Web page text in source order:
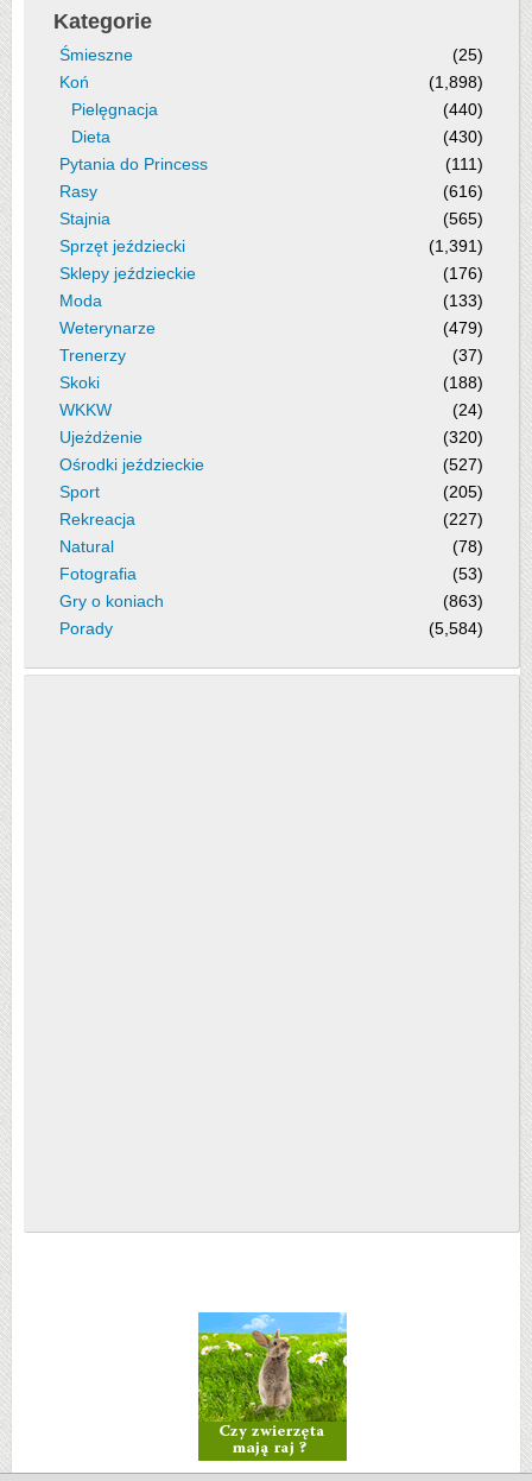
Kategorie
Śmieszne
(25)
Koń
(1,898)
Pielęgnacja
(440)
Dieta
(430)
Pytania do Princess
(111)
Rasy
(616)
Stajnia
(565)
Sprzęt jeździecki
(1,391)
Sklepy jeździeckie
(176)
Moda
(133)
Weterynarze
(479)
Trenerzy
(37)
Skoki
(188)
WKKW
(24)
Ujeżdżenie
(320)
Ośrodki jeździeckie
(527)
Sport
(205)
Rekreacja
(227)
Natural
(78)
Fotografia
(53)
Gry o koniach
(863)
Porady
(5,584)